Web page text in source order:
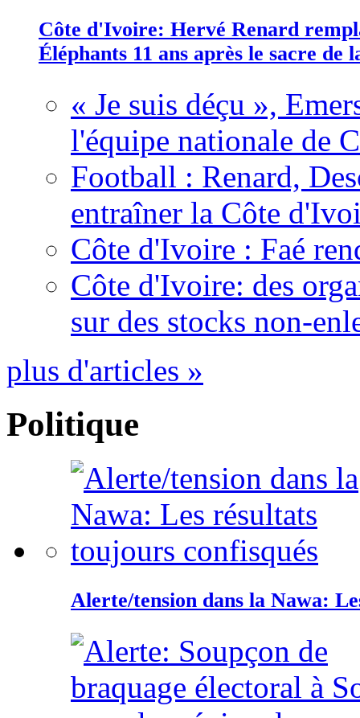
Côte d'Ivoire: Hervé Renard
Éléphants 11 ans après le sacre de
« Je suis déçu »,
l'équipe nationale de
Football : Renard,
entraîner la Côte
Côte d'Ivoire : Faé
Côte d'Ivoire: des
sur des stocks non-
plus d'articles »
Politique
Alerte/tension dans la Nawa: